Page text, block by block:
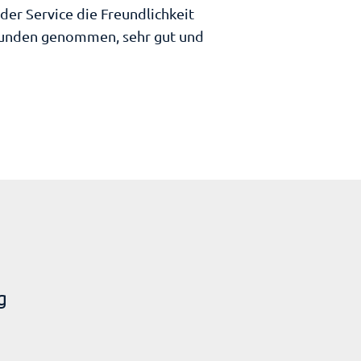
Service die Freundlichkeit
genommen, sehr gut und